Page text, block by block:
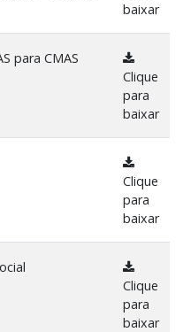
baixar
para CMAS
Clique
para
baixar
Clique
para
baixar
Clique
para
baixar